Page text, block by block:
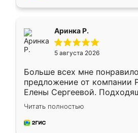
Аринка Р.
5 августа 2026
Больше всех мне
предложение от компании
Елены Сергеевой.
короткие сроки
для замера сотрудник
предложил по моему
Читать полностью